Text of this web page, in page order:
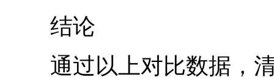
结论
通过以上对比数据，清